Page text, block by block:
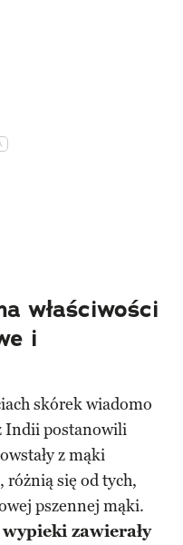
właściwości
i
skórek wiadomo
Indii postanowili
z mąki
różnią się od tych,
pszennej mąki.
zawierały